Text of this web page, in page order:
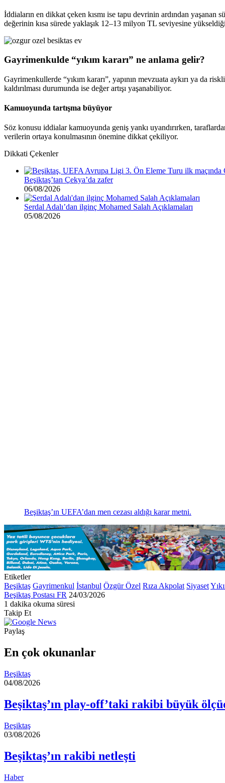
İddiaların en dikkat çeken kısmı ise tapu devrinin ardından yaşanan
değerinin kısa sürede yaklaşık 12–13 milyon TL seviyesine
Gayrimenkulde “yıkım kararı” ne anlama gelir?
Gayrimenkullerde “yıkım kararı”, yapının mevzuata aykırı ya da
kaldırılması durumunda ise değer artışı yaşanabiliyor.
Kamuoyunda tartışma büyüyor
Söz konusu iddialar kamuoyunda geniş yankı uyandırırken,
verilerin ortaya konulmasının önemine dikkat çekiliyor.
Dikkati Çekenler
Beşiktaş’tan Çekya’da zafer
06/08/2026
Serdal Adalı’dan ilginç Mohamed Salah Açıklamaları
05/08/2026
Beşiktaş’ın UEFA’dan men cezası aldığı karar metni.
Etiketler
Beşiktaş Gayrimenkul İstanbul Özgür Özel Rıza Akpolat Siyaset
Beşiktaş Postası FR Bir
e-
24/03/2026
1 dakika okuma süresi
Facebook
X
LinkedIn
Tumblr
Pinterest
Reddit
VKontakte
Odnoklassniki
Pocket
Takip Et
Paylaş
Posta
ile
En çok okunanlar
Beşiktaş
04/08/2026
Beşiktaş’ın play-off’taki rakibi büyük
Beşiktaş
03/08/2026
Beşiktaş’ın rakibi netleşti
Haber